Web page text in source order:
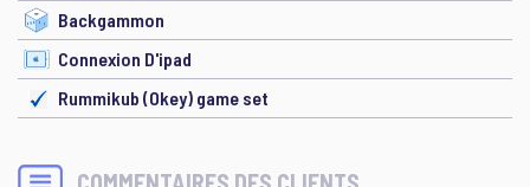
Backgammon
Connexion D'ipad
Rummikub (Okey) game set